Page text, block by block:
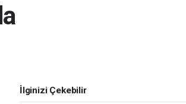
İlginizi Çekebilir